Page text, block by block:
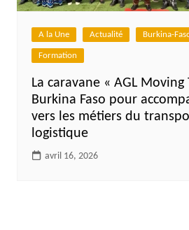
A la Une Actualité Burkina-
Formation
La caravane « AGL
Burkina Faso pour
vers les métiers du
logistique
avril 16, 2026